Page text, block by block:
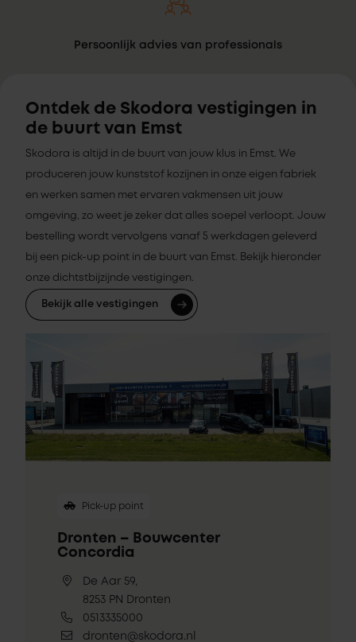
Persoonlijk advies van professionals
Ontdek de Skodora vestigingen in
de buurt van Emst
Skodora is altijd in de buurt van jouw klus in Emst. We
produceren jouw kunststof kozijnen in onze eigen fabriek
en werken samen met ervaren vakmensen uit jouw
omgeving, zo weet je zeker dat alles soepel verloopt. Jouw
bestelling wordt vervolgens vanaf 5 werkdagen geleverd
bij een pick-up point in de buurt van Emst. Bekijk hieronder
onze dichtstbijzijnde vestigingen.
Bekijk alle vestigingen
Pick-up point
Dronten – Bouwcenter
Concordia
De Aar 59,
8253 PN Dronten
0513335000
dronten@skodora.nl